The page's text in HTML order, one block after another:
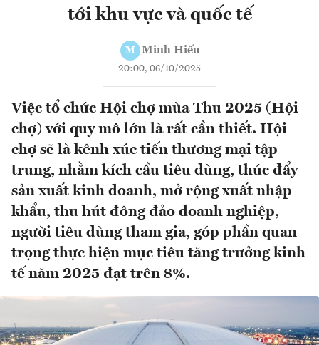
tới khu vực và quốc tế
M Minh Hiếu
20:00, 06/10/2025
Việc tổ chức Hội chợ mùa Thu 2025 (Hội
chợ) với quy mô lớn là rất cần thiết. Hội
chợ sẽ là kênh xúc tiến thương mại tập
trung, nhằm kích cầu tiêu dùng, thúc đẩy
sản xuất kinh doanh, mở rộng xuất nhập
khẩu, thu hút đông đảo doanh nghiệp,
người tiêu dùng tham gia, góp phần quan
trọng thực hiện mục tiêu tăng trưởng kinh
tế năm 2025 đạt trên 8%.